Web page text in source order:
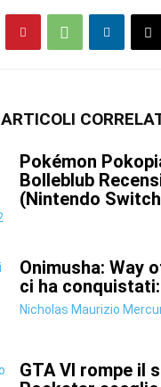
ARTICOLI
Pokémon
Bolleblub
(Nintendo
Onimusha: Way
ci ha
Nicholas Maurizio
GTA VI rompe il